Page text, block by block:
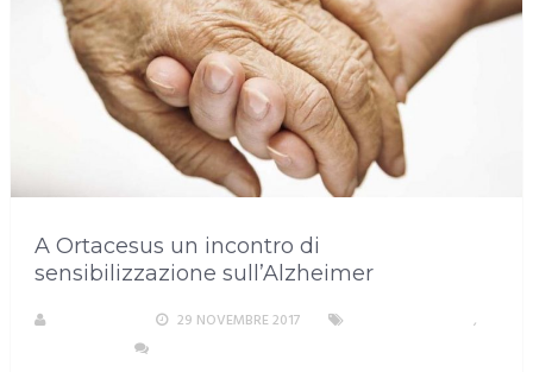
A Ortacesus un incontro di
sensibilizzazione sull’Alzheimer
29 NOVEMBRE 2017
,